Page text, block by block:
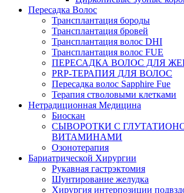
Пересадка Волос
Трансплантация бороды
Трансплантация бровей
Трансплантация волос DHI
Трансплантация волос FUE
ПЕРЕСАДКА ВОЛОС ДЛЯ
PRP-ТЕРАПИЯ ДЛЯ ВОЛОС
Пересадка волос Sapphire Fue
Терапия стволовыми клетками
Нетрадиционная Медицина
Биоскан
СЫВОРОТКИ С
ВИТАМИНАМИ
Озонотерапия
Бариатрической Хирургии
Рукавная гастрэктомия
Шунтирование желудка
Хирургия интерпозиции